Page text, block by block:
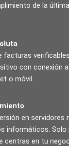
de la
facturas
con conexión
o móvil.
en servidores
informáticos. Solo
centras en tu